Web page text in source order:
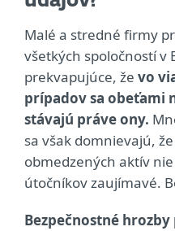
Malé a stredné firmy
všetkých spoločností v
prekvapujúce, že vo
prípadov sa obeťami
stávajú práve ony.
sa však domnievajú,
obmedzených aktív
útočníkov zaujímavé.
Bezpečnostné